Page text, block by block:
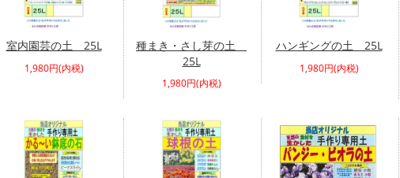
室内園芸の土 25L
1,980円(内税)
種まき・さし芽の土
25L
1,980円(内税)
ハンギングの土 25L
1,980円(内税)